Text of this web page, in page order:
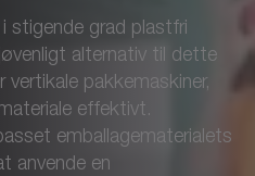
stigende grad plastfri
alternativ til dette
pakkemaskiner,
effektivt.
emballagematerialets
anvende en